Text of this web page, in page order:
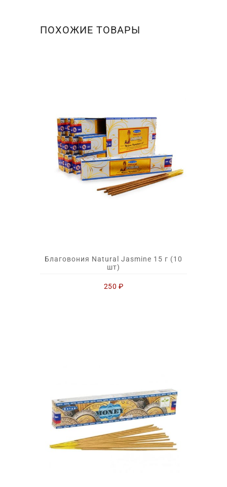
ПОХОЖИЕ ТОВАРЫ
Благовония Natural Jasmine 15 г (10
шт)
250 ₽